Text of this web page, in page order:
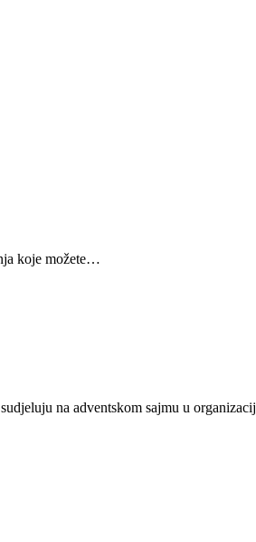
koje možete…
na adventskom sajmu u